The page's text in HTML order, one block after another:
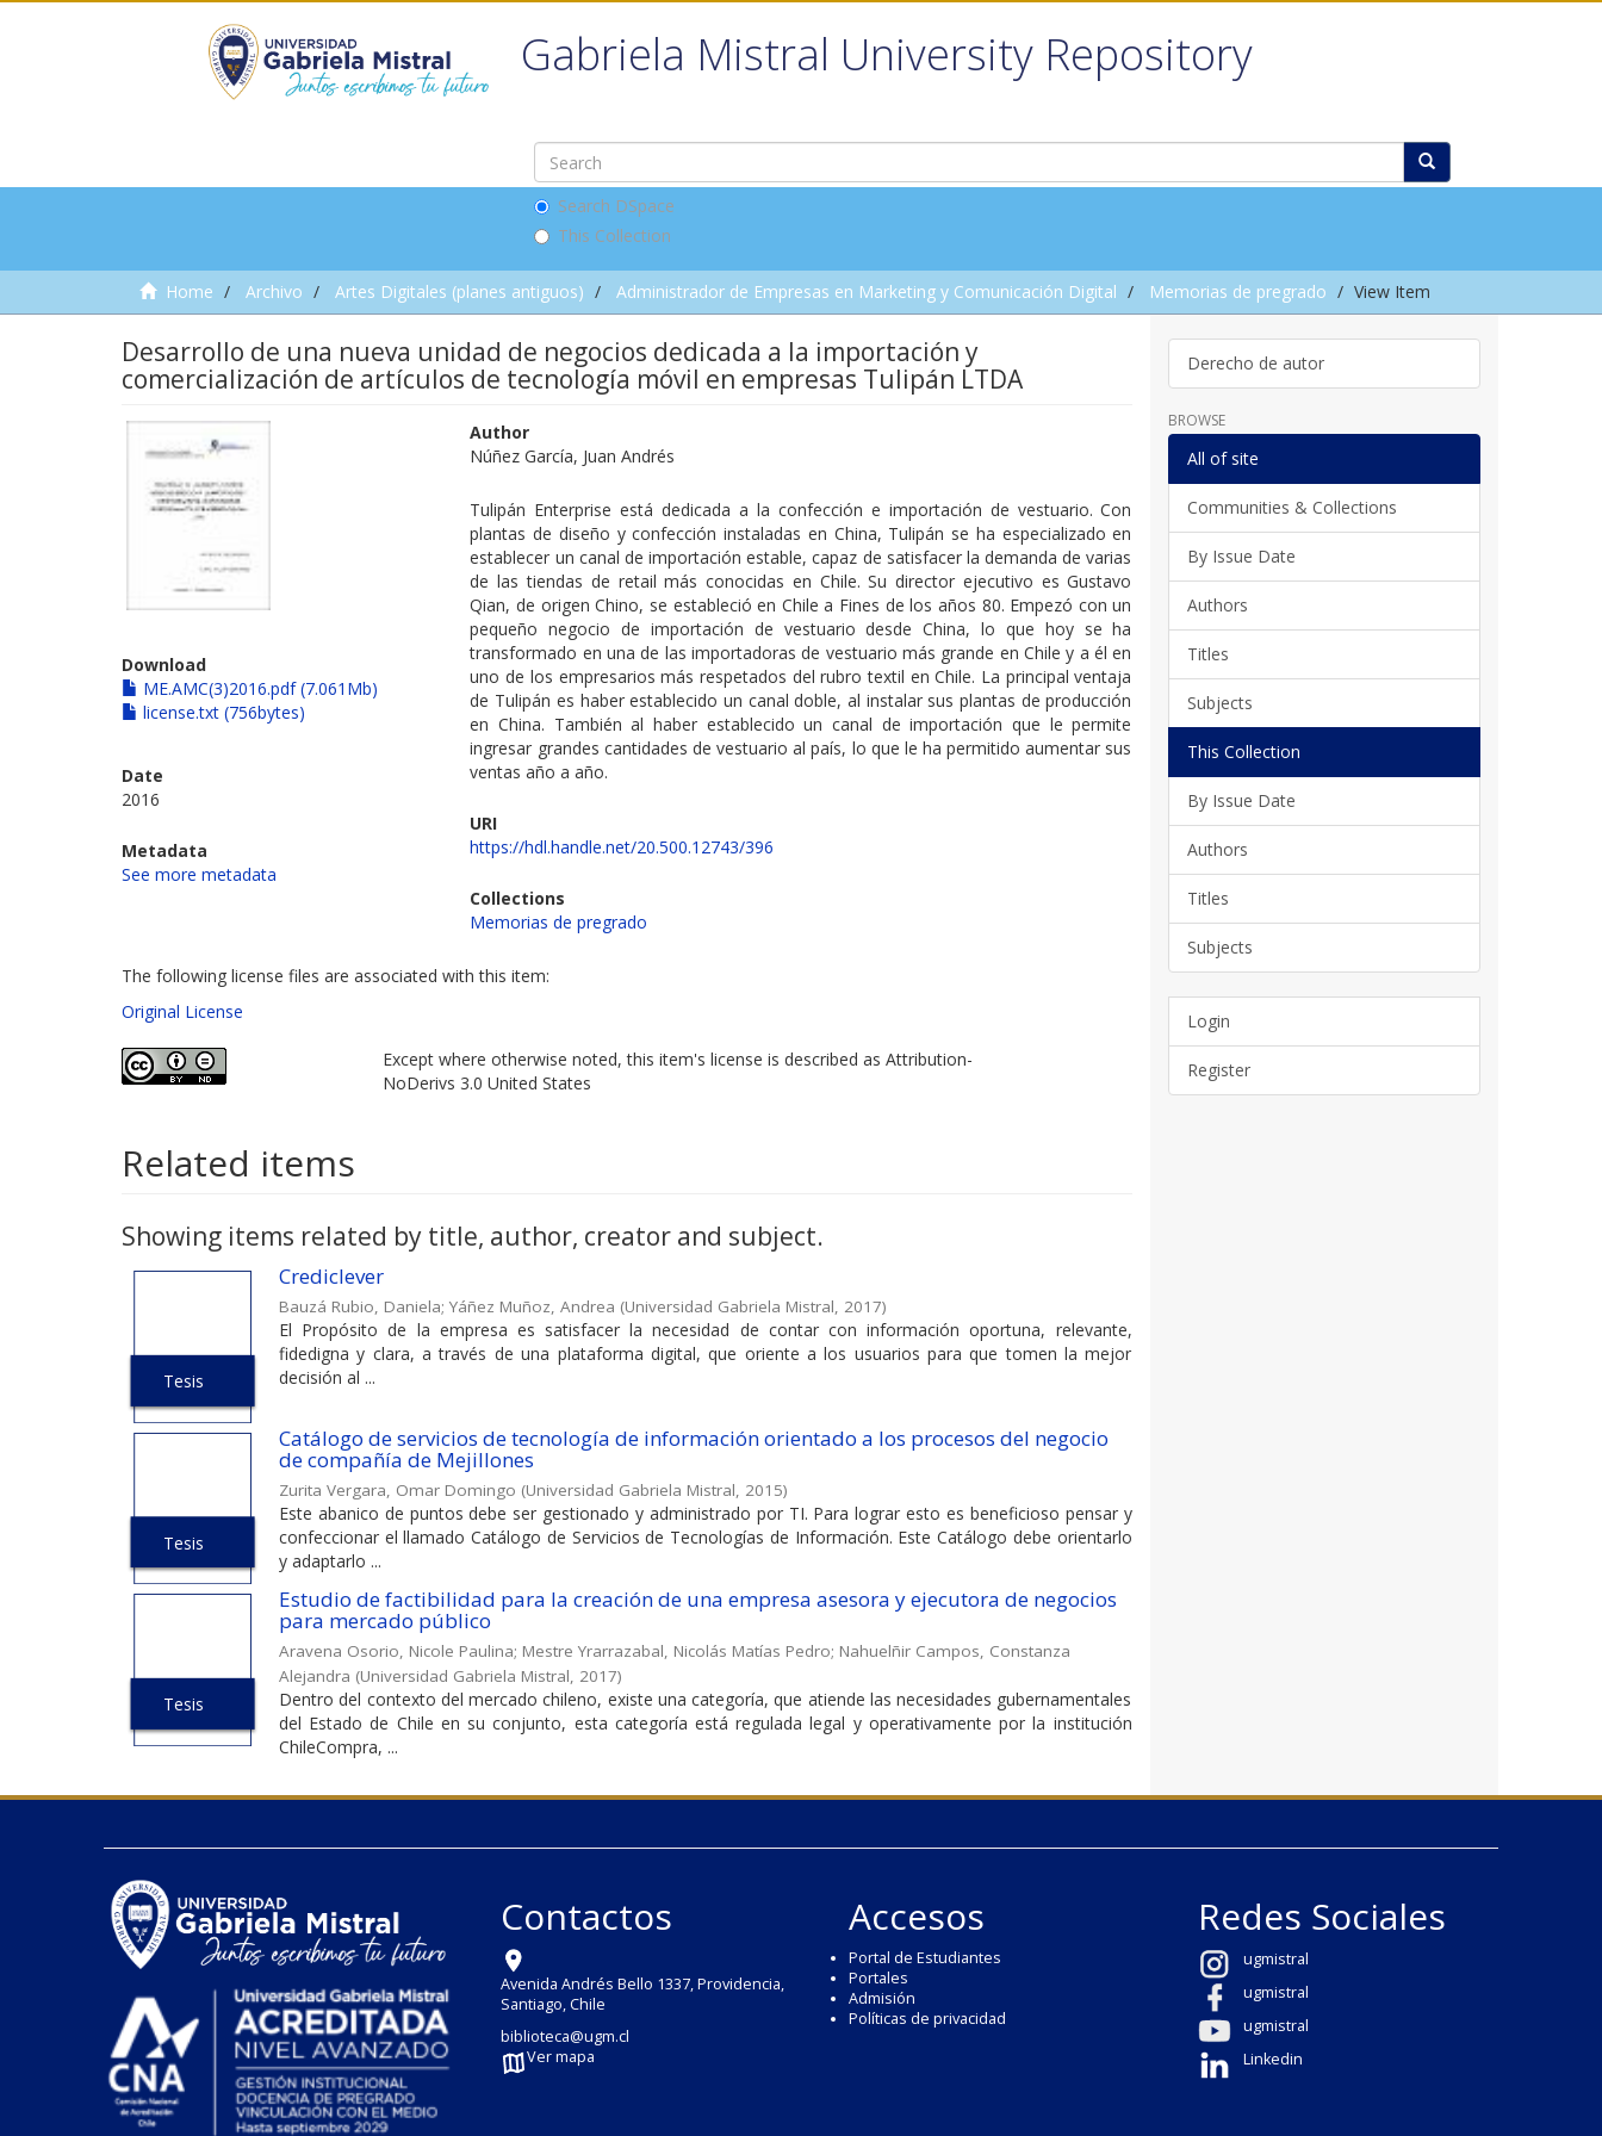
Gabriela Mistral University Repository
Search DSpace
This Collection
Home Archivo Artes Digitales (planes antiguos) Administrador de Empresas en Marketing y Comunicación Digital Memorias de pregrado View Item
Desarrollo de una nueva unidad de negocios dedicada a la importación y
comercialización de artículos de tecnología móvil en empresas Tulipán LTDA
Download
ME.AMC(3)2016.pdf (7.061Mb)
license.txt (756bytes)
Date
2016
Metadata
See more metadata
Author
Núñez García, Juan Andrés
Tulipán Enterprise está dedicada a la confección e importación de vestuario. Con
plantas de diseño y confección instaladas en China, Tulipán se ha especializado en
establecer un canal de importación estable, capaz de satisfacer la demanda de varias
de las tiendas de retail más conocidas en Chile. Su director ejecutivo es Gustavo
Qian, de origen Chino, se estableció en Chile a Fines de los años 80. Empezó con un
pequeño negocio de importación de vestuario desde China, lo que hoy se ha
transformado en una de las importadoras de vestuario más grande en Chile y a él en
uno de los empresarios más respetados del rubro textil en Chile. La principal ventaja
de Tulipán es haber establecido un canal doble, al instalar sus plantas de producción
en China. También al haber establecido un canal de importación que le permite
ingresar grandes cantidades de vestuario al país, lo que le ha permitido aumentar sus
ventas año a año.
URI
https://hdl.handle.net/20.500.12743/396
Collections
Memorias de pregrado
The following license files are associated with this item:
Original License
Except where otherwise noted, this item's license is described as Attribution-
NoDerivs 3.0 United States
Related items
Showing items related by title, author, creator and subject.
Tesis
Crediclever
Bauzá Rubio, Daniela; Yáñez Muñoz, Andrea (Universidad Gabriela Mistral, 2017)
El Propósito de la empresa es satisfacer la necesidad de contar con información oportuna, relevante,
fidedigna y clara, a través de una plataforma digital, que oriente a los usuarios para que tomen la mejor
decisión al ...
Tesis
Catálogo de servicios de tecnología de información orientado a los procesos del negocio
de compañía de Mejillones
Zurita Vergara, Omar Domingo (Universidad Gabriela Mistral, 2015)
Este abanico de puntos debe ser gestionado y administrado por TI. Para lograr esto es beneficioso pensar y
confeccionar el llamado Catálogo de Servicios de Tecnologías de Información. Este Catálogo debe orientarlo
y adaptarlo ...
Tesis
Estudio de factibilidad para la creación de una empresa asesora y ejecutora de negocios
para mercado público
Aravena Osorio, Nicole Paulina; Mestre Yrarrazabal, Nicolás Matías Pedro; Nahuelñir Campos, Constanza
Alejandra (Universidad Gabriela Mistral, 2017)
Dentro del contexto del mercado chileno, existe una categoría, que atiende las necesidades gubernamentales
del Estado de Chile en su conjunto, esta categoría está regulada legal y operativamente por la institución
ChileCompra, ...
Derecho de autor
BROWSE
All of site
Communities & Collections
By Issue Date
Authors
Titles
Subjects
This Collection
By Issue Date
Authors
Titles
Subjects
Login
Register
Contactos
Avenida Andrés Bello 1337, Providencia,
Santiago, Chile
biblioteca@ugm.cl
Ver mapa
Accesos
Portal de Estudiantes
Portales
Admisión
Políticas de privacidad
Redes Sociales
ugmistral
ugmistral
ugmistral
Linkedin